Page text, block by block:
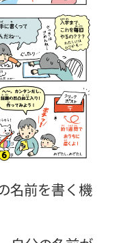
名前を書く機